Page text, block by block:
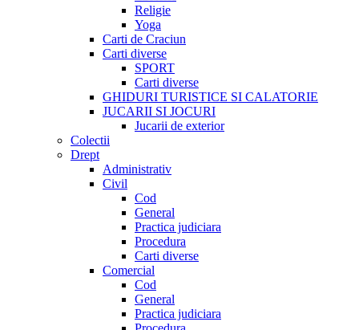
Religie
Yoga
Carti de Craciun
Carti diverse
SPORT
Carti diverse
GHIDURI TURISTICE SI CALATORIE
JUCARII SI JOCURI
Jucarii de exterior
Colectii
Drept
Administrativ
Civil
Cod
General
Practica judiciara
Procedura
Carti diverse
Comercial
Cod
General
Practica judiciara